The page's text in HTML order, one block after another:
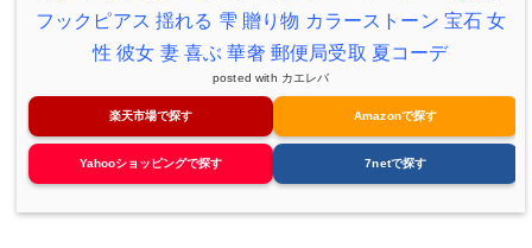
フックピアス 揺れる 雫 贈り物 カラーストーン 宝石 女
性 彼女 妻 喜ぶ 華奢 郵便局受取 夏コーデ
posted with カエレバ
楽天市場で探す Amazonで探す
Yahooショッピングで探す 7netで探す